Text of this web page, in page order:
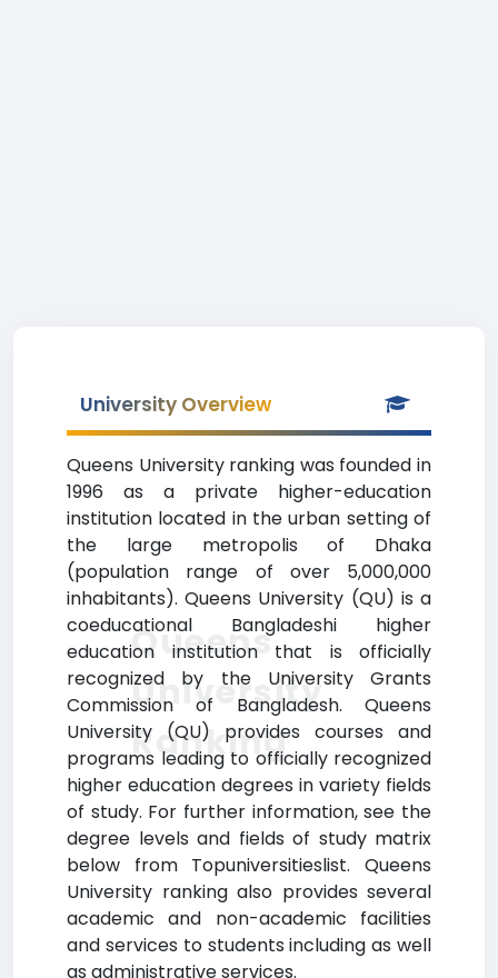
University Overview
Queens University ranking was founded in
1996 as a private higher-education
institution located in the urban setting of
the large metropolis of Dhaka
(population range of over 5,000,000
inhabitants). Queens University (QU) is a
coeducational Bangladeshi higher
education institution that is officially
recognized by the University Grants
Commission of Bangladesh. Queens
University (QU) provides courses and
programs leading to officially recognized
higher education degrees in variety fields
of study. For further information, see the
degree levels and fields of study matrix
below from Topuniversitieslist. Queens
University ranking also provides several
academic and non-academic facilities
and services to students including as well
as administrative services.
Queens
University
Ranking